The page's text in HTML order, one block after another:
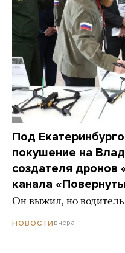
Под
покушение на
создателя дронов
канала
Он выжил, но водитель
НОВОСТИ вчера